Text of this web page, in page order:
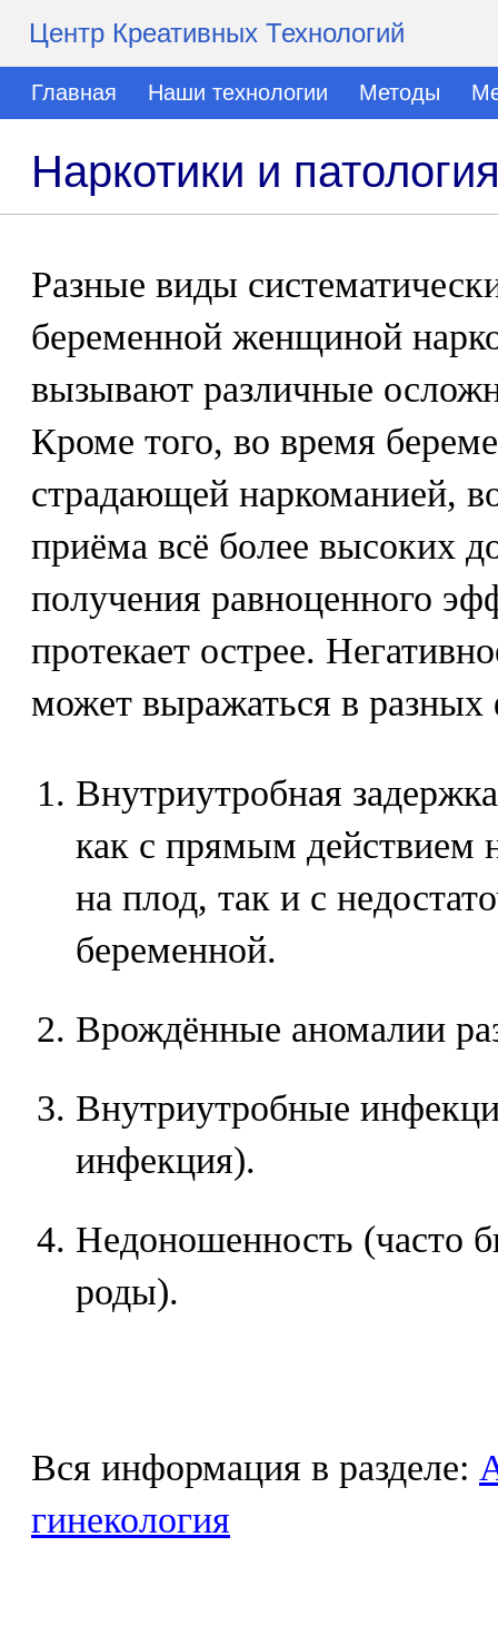
Центр Креативных Технологий
Главная Наши технологии Методы
Наркотики и
Разные виды
беременной женщиной
вызывают различные
Кроме того, во время
страдающей наркоманией,
приёма всё более высоких
получения равноценного
протекает острее.
может выражаться в
Внутриутробная
как с прямым действием
на плод, так и с
беременной.
Врождённые аномалии
Внутриутробные
инфекция).
Недоношенность (часто
роды).
Вся информация в разделе:
гинекология